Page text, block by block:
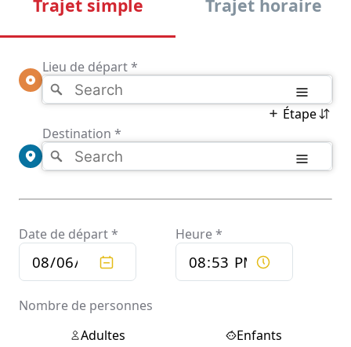
expérience de voyage agréable tout en respectant les
préférences des passagers.
Le choix d’un chauffeur privé à Mirepoix-sur-Tarn offre
également une flexibilité inégalée. Contrairement aux
transports en commun, qui suivent des horaires fixes,
les chauffeurs privés s’adaptent aux contraintes de
temps des clients. Que ce soit pour un transfert à
l’aéroport, une journée de visites touristiques, ou un
privé garantit une prise en charge sur mesure. Cette
appréciée dans une région où le tourisme et les affaires
Les avantages d’un
transport personnalisé